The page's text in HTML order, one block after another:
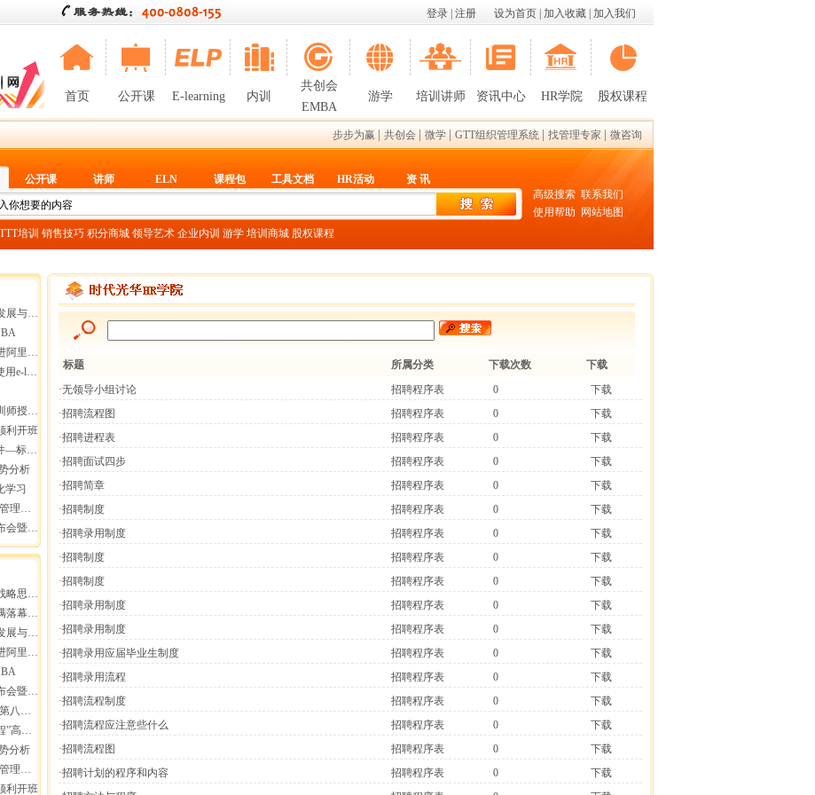
设为首页 加入收藏 加入我们
登录 注册
首页 公开课 E-learning 内训
共创会
EMBA
游学 培训讲师 资讯中心 HR学院 股权课程
步步为赢 共创会 微学 GTT组织管理系统 找管理专家 微咨询
公开课 讲师 ELN 课程包 工具文档 HR活动 资 讯
TTT培训 销售技巧 积分商城 领导艺术 企业内训 游学 培训商城 股权课程
高级搜索 联系我们
使用帮助
网站地图
微诊断
理集团
》报导
利开班
分享会
分析
学习
训
业员工
业增长
推企业高
微诊断
理集团
业员工
中
启动
分析
训
利开班
标题 所属分类 下载次数
下载
·无领导小组讨论
招聘程序表 0
下载
·招聘流程图
招聘程序表 0
下载
·招聘进程表
招聘程序表 0
下载
·招聘面试四步
招聘程序表 0
下载
·招聘简章
招聘程序表 0
下载
·招聘制度
招聘程序表 0
下载
·招聘录用制度
招聘程序表 0
下载
·招聘制度
招聘程序表 0
下载
·招聘制度
招聘程序表 0
下载
·招聘录用制度
招聘程序表 0
下载
·招聘录用制度
招聘程序表 0
下载
·招聘录用应届毕业生制度
招聘程序表 0
下载
·招聘录用流程
招聘程序表 0
下载
·招聘流程制度
招聘程序表 0
下载
·招聘流程应注意些什么
招聘程序表 0
下载
·招聘流程图
招聘程序表 0
下载
·招聘计划的程序和内容
招聘程序表 0
下载